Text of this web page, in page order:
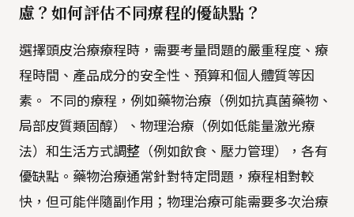
慮？如何評估不同療程的優缺點？
選擇頭皮治療療程時，需要考量問題的嚴重程度、療
程時間、產品成分的安全性、預算和個人體質等因
素。 不同的療程，例如藥物治療（例如抗真菌藥物、
局部皮質類固醇）、物理治療（例如低能量激光療
法）和生活方式調整（例如飲食、壓力管理），各有
優缺點。藥物治療通常針對特定問題，療程相對較
快，但可能伴隨副作用；物理治療可能需要多次治療